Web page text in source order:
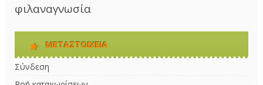
φιλαναγνωσία
ΜΕΤΑΣΤΟΙΧΕΊΑ
Σύνδεση